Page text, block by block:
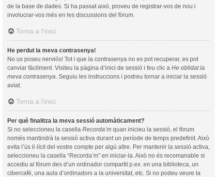
de la base de dades. Si ha passat això, proveu de registrar-vos de nou i
involucrar-vos més en les discussions del fòrum.
Torna a l’inici
He perdut la meva contrasenya!
No us poseu nerviós! Tot i que la contrasenya no es pot recuperar, es pot
canviar fàcilment. Visiteu la pàgina d’inici de sessió i feu clic a He oblidat la
meva contrasenya . Seguiu les instruccions i podreu tornar a iniciar la sessió
aviat.
Torna a l’inici
Per què finalitza la meva sessió automàticament?
Si no seleccioneu la casella Recorda’m quan inicieu la sessió, el fòrum
només mantindrà la sessió activa durant un període de temps predefinit. Això
evita l’ús il·lícit del vostre compte per algú altre. Per mantenir la sessió activa,
seleccioneu la casella “Recorda’m” en iniciar-la. Això no és recomanable si
accediu al fòrum des d’un ordinador compartit p.ex. en una biblioteca, un
cibercafè, una aula d’ordinadors a la universitat, etc. Si no podeu veure la